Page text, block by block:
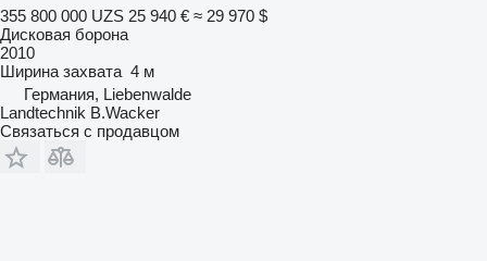
355 800 000 UZS 25 940 € ≈ 29 970 $
Дисковая борона
2010
Ширина захвата 4 м
Германия, Liebenwalde
Landtechnik B.Wacker
Связаться с продавцом